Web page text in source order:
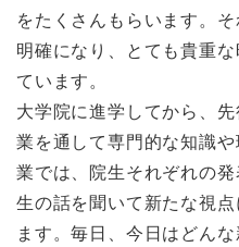
をたくさんもらいます。
明確になり、とても貴重
ています。
大学院に進学してから、
業を通して専門的な知識
業では、院生それぞれの
生の話を聞いて新たな視
ます。毎日、今日はどん